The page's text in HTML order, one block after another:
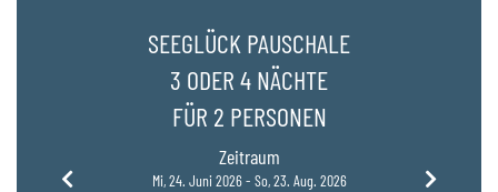
SEEGLÜCK PAUSCHALE
3 ODER 4 NÄCHTE
FÜR 2 PERSONEN
Zeitraum
Mi, 24. Juni 2026 - So, 23. Aug. 2026